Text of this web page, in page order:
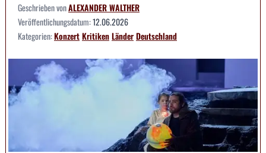
Geschrieben vonALEXANDER WALTHER
Veröffentlichungsdatum:12.06.2026
Kategorien:KonzertKritikenLänderDeutschland